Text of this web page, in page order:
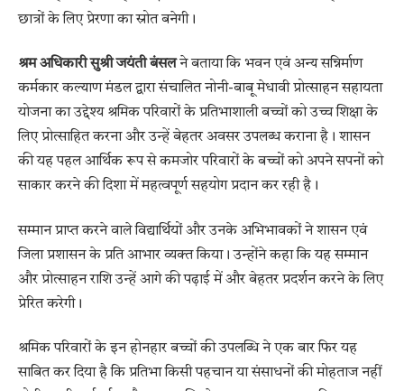
छात्रों के लिए प्रेरणा का स्रोत बनेगी।
श्रम अधिकारी सुश्री जयंती बंसलने बताया कि भवन एवं अन्य सन्निर्माण
कर्मकार कल्याण मंडल द्वारा संचालित नोनी-बाबू मेधावी प्रोत्साहन सहायता
योजना का उद्देश्य श्रमिक परिवारों के प्रतिभाशाली बच्चों को उच्च शिक्षा के
लिए प्रोत्साहित करना और उन्हें बेहतर अवसर उपलब्ध कराना है। शासन
की यह पहल आर्थिक रूप से कमजोर परिवारों के बच्चों को अपने सपनों को
साकार करने की दिशा में महत्वपूर्ण सहयोग प्रदान कर रही है।
सम्मान प्राप्त करने वाले विद्यार्थियों और उनके अभिभावकों ने शासन एवं
जिला प्रशासन के प्रति आभार व्यक्त किया। उन्होंने कहा कि यह सम्मान
और प्रोत्साहन राशि उन्हें आगे की पढ़ाई में और बेहतर प्रदर्शन करने के लिए
प्रेरित करेगी।
श्रमिक परिवारों के इन होनहार बच्चों की उपलब्धि ने एक बार फिर यह
साबित कर दिया है कि प्रतिभा किसी पहचान या संसाधनों की मोहताज नहीं